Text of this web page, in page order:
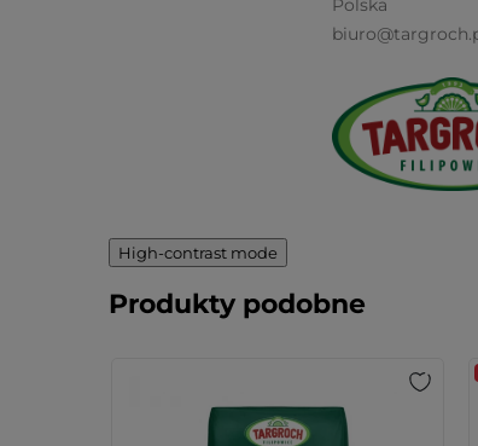
High-contrast mode
Produkty podobne